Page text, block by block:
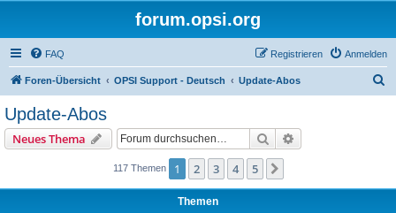
forum.opsi.org
FAQ Anmelden
Registrieren
Foren-Übersicht OPSI Support - Deutsch Update-Abos
Update-Abos
Neues Thema Suche
117 Themen 1 2 3 4 5
Themen